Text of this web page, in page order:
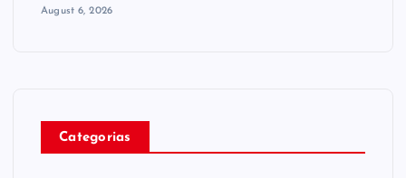
August 6, 2026
Categorias